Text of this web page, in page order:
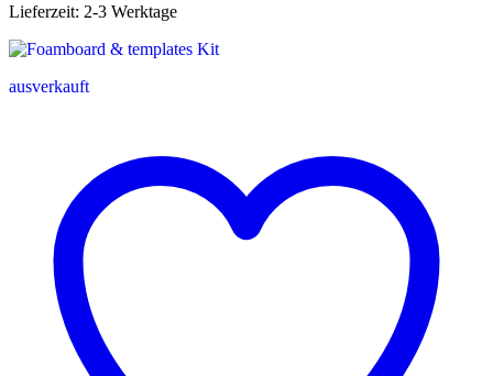
Lieferzeit: 2-3 Werktage
ausverkauft